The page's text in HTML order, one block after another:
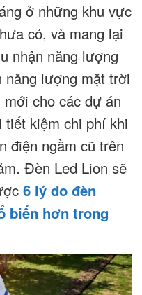
ở những khu vực
có, và mang lại
nhận năng lượng
lượng mặt trời
cho các dự án
tiết kiệm chi phí khi
điện ngầm cũ trên
Đèn Led Lion sẽ
6 lý do đèn
biến hơn trong